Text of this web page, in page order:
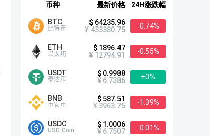
币种 最新价格 24H涨跌幅
BTC
比特币
$ 64235.96
¥ 433380.75
-0.74%
ETH
以太坊
$ 1896.47
¥ 12794.91
-0.55%
USDT
泰达币
$ 0.9988
¥ 6.7386
+0%
BNB
币安币
$ 587.51
¥ 3963.75
-1.39%
USDC
USD Coin
$ 1.0006
¥ 6.7507
-0.01%